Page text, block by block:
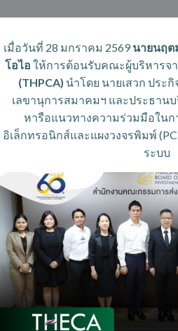
เมื่อวันที่ 28 มกราคม 2569 นายนฤต
โอไอ ให้การต้อนรับคณะผู้บริหารจ
(THPCA) นำโดย นายเสวก ประ
เลขานุการสมาคมฯ และประธาน
หารือแนวทางความร่วมมือใน
อิเล็กทรอนิกส์และแผงวงจรพิมพ์
ระบบ